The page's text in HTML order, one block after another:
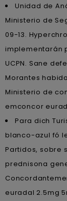
Unidad de
Ministerio de
09-13.
implementarán
UCPN. Sane
Morantes
Ministerio de
emconcor
Para dich
blanco-azul fó
Partidos, sobre
prednisona
euradal 2.5mg